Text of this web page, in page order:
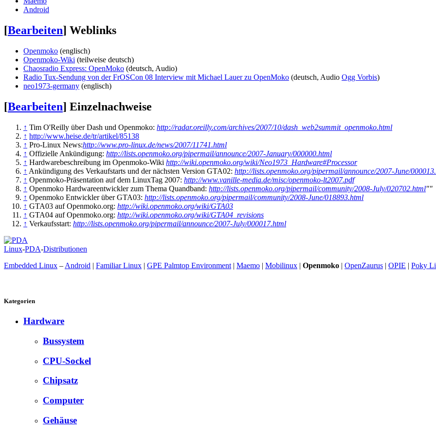
Android
[Bearbeiten] Weblinks
Openmoko (englisch)
Openmoko-Wiki (teilweise deutsch)
Chaosradio Express: OpenMoko (deutsch, Audio)
Radio Tux-Sendung von der FrOSCon 08 Interview mit Michael Lauer zu OpenMoko (deutsch, Audio Ogg Vorbis)
neo1973-germany (englisch)
[Bearbeiten] Einzelnachweise
↑ Tim O'Reilly über Dash und Openmoko: http://radar.oreilly.com/archives/2007/10/dash_web2summit_openmoko.html
↑ http://www.heise.de/tr/artikel/85138
↑ Pro-Linux News:http://www.pro-linux.de/news/2007/11741.html
↑ Offizielle Ankündigung: http://lists.openmoko.org/pipermail/announce/2007-January/000000.html
↑ Hardwarebeschreibung im Openmoko-Wiki http://wiki.openmoko.org/wiki/Neo1973_Hardware#Processor
↑ Ankündigung des Verkaufstarts und der nächsten Version GTA02: http://lists.openmoko.org/pipermail/announce/2007-June/
↑ Openmoko-Präsentation auf dem LinuxTag 2007: http://www.vanille-media.de/misc/openmoko-lt2007.pdf
↑ Openmoko Hardwareentwickler zum Thema Quandband: http://lists.openmoko.org/pipermail/community/2008-July/020702.html""
↑ Openmoko Entwickler über GTA03: http://lists.openmoko.org/pipermail/community/2008-June/018893.html
↑ GTA03 auf Openmoko.org: http://wiki.openmoko.org/wiki/GTA03
↑ GTA04 auf Openmoko.org: http://wiki.openmoko.org/wiki/GTA04_revisions
↑ Verkaufsstart: http://lists.openmoko.org/pipermail/announce/2007-July/000017.html
Linux-PDA-Distributionen
Embedded Linux – Android | Familiar Linux | GPE Palmtop Environment | Maemo | Mobilinux | Openmoko | OpenZaurus | OPIE | Poky
Kategorien
Hardware
Bussystem
CPU-Sockel
Chipsatz
Computer
Gehäuse